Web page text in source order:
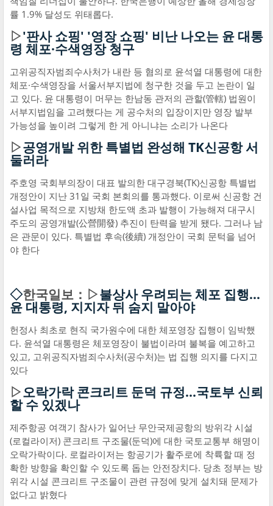
률 1.9% 달성도 위태롭다.
▷'판사 쇼핑' '영장 쇼핑' 비난 나오는 윤 대통
령 체포·수색영장 청구
고위공직자범죄수사처가 내란 등 혐의로 윤석열 대통령에 대한
체포·수색영장을 서울서부지법에 청구한 것을 두고 논란이 일
고 있다. 윤 대통령이 머무는 한남동 관저의 관할(管轄) 법원이
서부지법임을 고려했다는 게 공수처의 입장이지만 영장 발부
가능성을 높이려 그렇게 한 게 아니냐는 소리가 나온다
▷공영개발 위한 특별법 완성해 TK신공항 서
둘러라
주호영 국회부의장이 대표 발의한 대구경북(TK)신공항 특별법
개정안이 지난 31일 국회 본회의를 통과했다. 이로써 신공항 건
설사업 목적으로 지방채 한도액 초과 발행이 가능해져 대구시
주도의 공영개발(公營開發) 추진이 탄력을 받게 됐다. 그러나 남
은 관문이 있다. 특별법 후속(後續) 개정안이 국회 문턱을 넘어
야 한다
◇한국일보：▷불상사 우려되는 체포 집행…
윤 대통령, 지지자 뒤 숨지 말아야
헌정사 최초로 현직 국가원수에 대한 체포영장 집행이 임박했
다. 윤석열 대통령은 체포영장이 불법이라며 불복을 예고하고
있고, 고위공직자범죄수사처(공수처)는 법 집행 의지를 다지고
있다
▷오락가락 콘크리트 둔덕 규정...국토부 신뢰
할 수 있겠나
제주항공 여객기 참사가 일어난 무안국제공항의 방위각 시설
(로컬라이저) 콘크리트 구조물(둔덕)에 대한 국토교통부 해명이
오락가락이다. 로컬라이저는 항공기가 활주로에 착륙할 때 정
확한 방향을 확인할 수 있도록 돕는 안전장치다. 당초 정부는 방
위각 시설 콘크리트 구조물이 관련 규정에 맞게 설치돼 문제가
없다고 밝혔다